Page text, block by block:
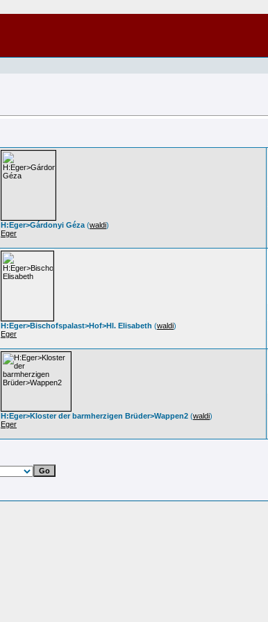
H:Eger>Gárdonyi Géza (waldi)
Eger
H:Eger>Bischofspalast>Hof>Hl. Elisabeth (waldi)
Eger
H:Eger>Kloster der barmherzigen Brüder>Wappen2 (waldi)
Eger